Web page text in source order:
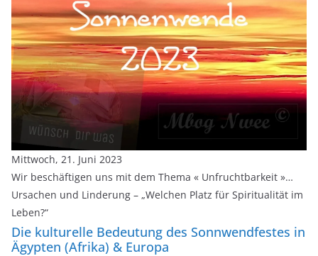
Mittwoch, 21. Juni 2023
Wir beschäftigen uns mit dem Thema « Unfruchtbarkeit »…
Ursachen und Linderung – „Welchen Platz für Spiritualität im
Leben?“
Die kulturelle Bedeutung des Sonnwendfestes in
Ägypten (Afrika) & Europa